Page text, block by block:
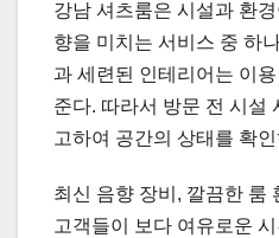
강남 셔츠룸은 시설과 환
향을 미치는 서비스 중 하
과 세련된 인테리어는 이
준다. 따라서 방문 전 시설
고하여 공간의 상태를 확
최신 음향 장비, 깔끔한 룸
고객들이 보다 여유로운